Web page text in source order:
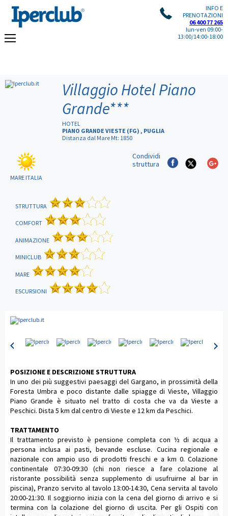
INFO E
PRENOTAZIONI
06 400 77 265
lun-ven 09:00-
13:00/14:00-18:00
Villaggio Hotel Piano
Grande***
HOTEL
PIANO GRANDE VIESTE (FG) , PUGLIA
Distanza dal Mare Mt: 1850
MARE ITALIA
Condividi
struttura
STRUTTURA
COMFORT
ANIMAZIONE
MINICLUB
MARE
ESCURSIONI
POSIZIONE E DESCRIZIONE STRUTTURA
In uno dei più suggestivi paesaggi del Gargano, in prossimità della
Foresta Umbra e poco distante dalle spiagge di Vieste, Villaggio
Piano Grande è situato nel tratto di costa che va da Vieste a
Peschici. Dista 5 km dal centro di Vieste e 12 km da Peschici.
TRATTAMENTO
Il trattamento previsto è pensione completa con ½ di acqua a
persona inclusa ai pasti, bevande escluse. Cucina regionale e
nazionale con ampio uso di prodotti freschi e a km 0. Colazione
continentale 07:30-09:30 (chi non riesce a fare colazione al
ristorante possibilità senza supplemento di usufruirne al bar in
piscina), Pranzo servito al tavolo 13:00-14:30, Cena servita al tavolo
20:00-21:30. Il soggiorno inizia con la cena del giorno di arrivo e si
termina con la colazione del giorno di uscita. Per gli Ospiti con